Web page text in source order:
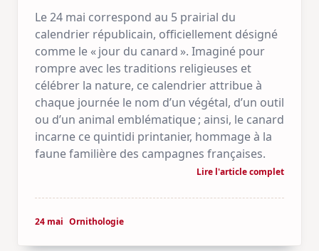
Le 24 mai correspond au 5 prairial du
calendrier républicain, officiellement désigné
comme le « jour du canard ». Imaginé pour
rompre avec les traditions religieuses et
célébrer la nature, ce calendrier attribue à
chaque journée le nom d’un végétal, d’un outil
ou d’un animal emblématique ; ainsi, le canard
incarne ce quintidi printanier, hommage à la
faune familière des campagnes françaises.
Lire l'article complet
24 mai Ornithologie